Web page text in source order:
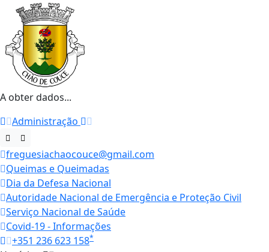
A obter dados...
Administração
freguesiachaocouce@gmail.com
Queimas e Queimadas
Dia da Defesa Nacional
Autoridade Nacional de Emergência e Proteção Civil
Serviço Nacional de Saúde
Covid-19 - Informações
+351 236 623 158*